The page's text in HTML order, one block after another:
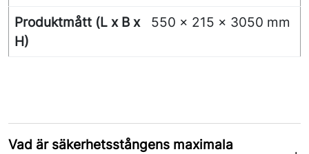
Produktmått (L x B x
H)
550 x 215 x 3050 mm
Vad är säkerhetsstångens maximala